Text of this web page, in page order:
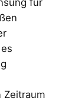
Zeitraum